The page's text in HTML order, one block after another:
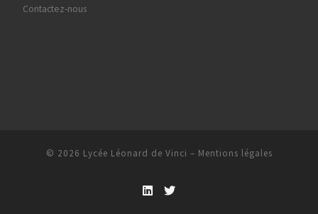
Contactez-nous
© 2026 Lycée Léonard de Vinci – Mentions légales